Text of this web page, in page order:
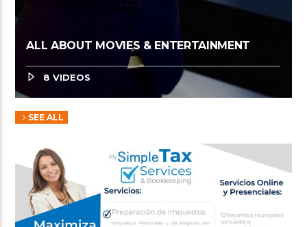
ALL ABOUT MOVIES & ENTERTAINMENT
8 VIDEOS
SEE ALL